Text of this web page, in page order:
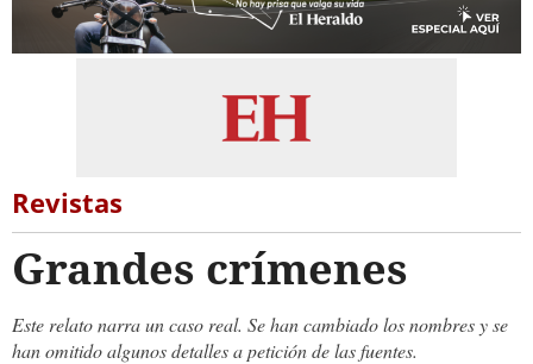
Revistas
Grandes crímenes
Este relato narra un caso real. Se han cambiado los nombres y se
han omitido algunos detalles a petición de las fuentes.